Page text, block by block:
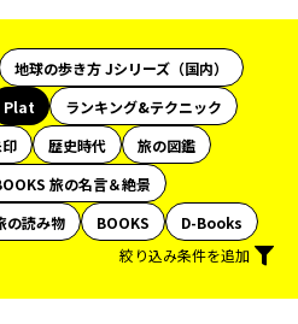
地球の歩き方 Jシリーズ（国内）
Plat
ランキング&テクニック
歴史時代
旅の図鑑
旅の名言＆絶景
の読み物 BOOKS
D-Books
絞り込み条件を追加